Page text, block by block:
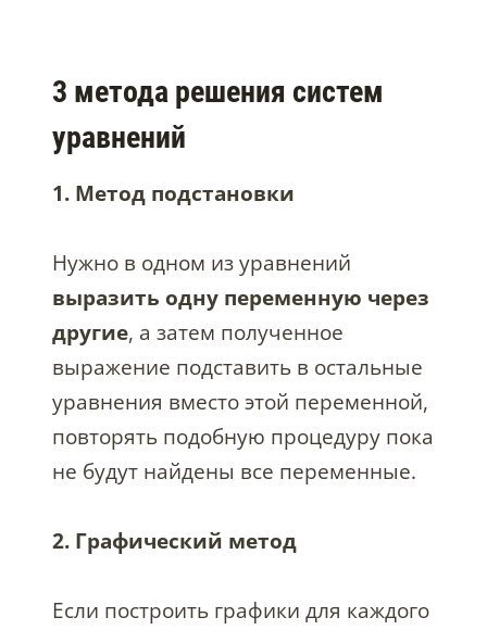
3 метода решения систем
уравнений
1. Метод подстановки
Нужно в одном из уравнений
выразить одну переменную через
другие, а затем полученное
выражение подставить в остальные
уравнения вместо этой переменной,
повторять подобную процедуру пока
не будут найдены все переменные.
2. Графический метод
Если построить графики для каждого